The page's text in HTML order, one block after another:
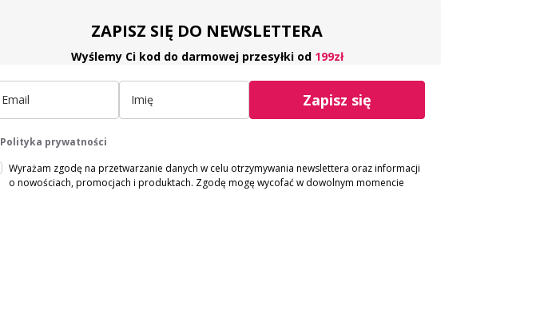
ZAPISZ SIĘ DO NEWSLETTERA
Wyślemy Ci kod do darmowej przesyłki od 199zł
Zapisz się
Polityka prywatności
Wyrażam zgodę na przetwarzanie danych w celu otrzymywania newslettera oraz informacji
o nowościach, promocjach i produktach. Zgodę mogę wycofać w dowolnym momencie